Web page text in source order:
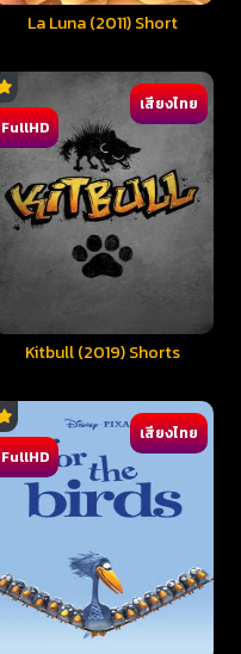
La Luna (2011) Short
FullHD
เสียงไทย
Kitbull (2019) Shorts
FullHD
เสียงไทย